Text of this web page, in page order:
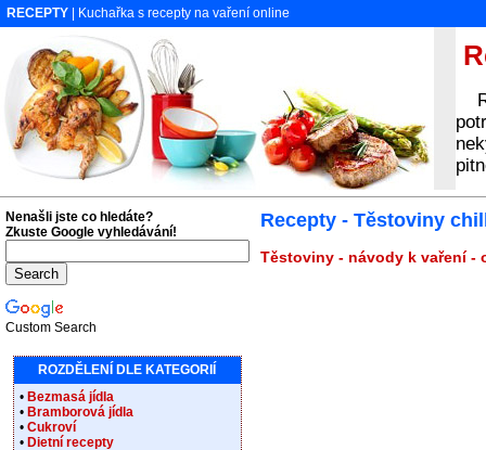
RECEPTY | Kuchařka s recepty na vaření online
Recepty - Těstoviny
Těstoviny - návody k vaření -
Nenašli jste co hledáte?
Zkuste Google vyhledávání!
Custom Search
ROZDĚLENÍ DLE KATEGORIÍ
• Bezmasá jídla
• Bramborová jídla
• Cukroví
• Dietní recepty